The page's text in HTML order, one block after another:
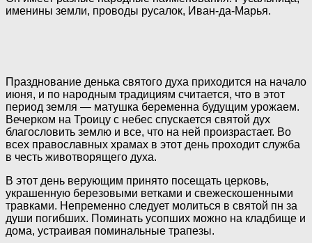
именины земли, проводы русалок, Иван-да-Марья.
Празднование денька святого духа приходится на начало
июня, и по народным традициям считается, что в этот
период земля — матушка беременна будущим урожаем.
Вечерком на Троицу с небес спускается святой дух
благословить землю и все, что на ней произрастает. Во
всех православных храмах в этот день проходит служба
в честь животворящего духа.
В этот день верующим принято посещать церковь,
украшенную березовыми ветками и свежескошенными
травками. Непременно следует молиться в святой пн за
души погибших. Поминать усопших можно на кладбище и
дома, устраивая поминальные трапезы.